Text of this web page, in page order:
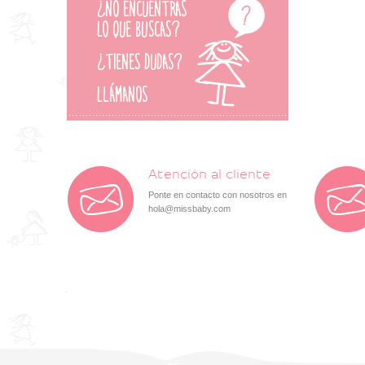
Atención al cliente
Ponte en contacto con nosotros en
hola@missbaby.com